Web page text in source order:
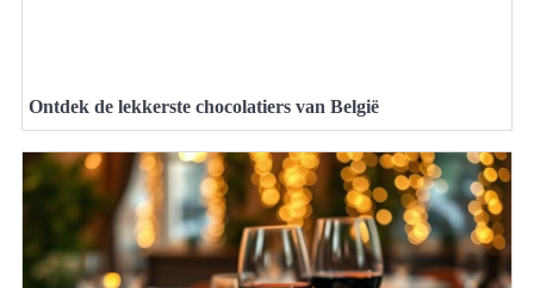
Ontdek de lekkerste chocolatiers van België